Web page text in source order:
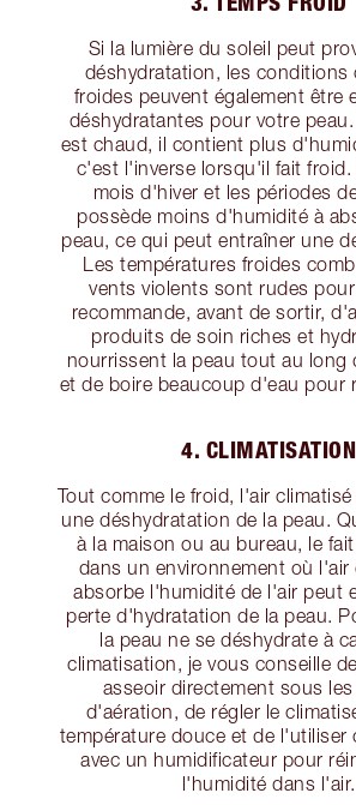
Si la lumière du soleil peut
déshydratation, les conditions
froides peuvent également être
déshydratantes pour votre
est chaud, il contient plus
c'est l'inverse lorsqu'il fait froid.
mois d'hiver et les périodes
possède moins d'humidité à
peau, ce qui peut entraîner une
Les températures froides
vents violents sont rudes
recommande, avant de sortir,
produits de soin riches et
nourrissent la peau tout au long
et de boire beaucoup d'eau pour
4. CLIMATISATION
Tout comme le froid, l'air
une déshydratation de la peau.
à la maison ou au bureau, le
dans un environnement où
absorbe l'humidité de l'air peut
perte d'hydratation de la peau.
la peau ne se déshydrate à
climatisation, je vous conseille
asseoir directement sous
d'aération, de régler le
température douce et de l'utiliser
avec un humidificateur pour
l'humidité dans l'air.